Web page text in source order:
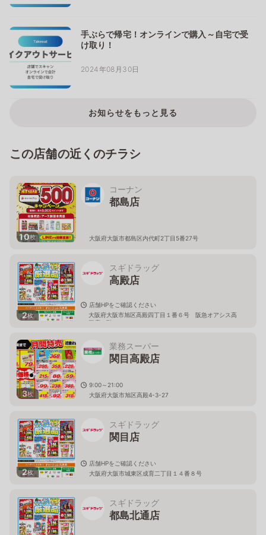
手ぶらで帰宅！オンラインで購入～自宅で受
け取り！
2024年08月30日
お知らせをもっと見る
この店舗の近くのチラシ
10枚
コーナン
都島店
大阪府大阪市都島区内代町2丁目5番27号
2枚
スギドラッグ
高殿店
店舗HPをご確認ください
大阪府大阪市旭区高殿四丁目１番６号 阪急オアシス高
殿店２階
3枚
業務スーパー
関目高殿店
9:00～21:00
大阪府大阪市旭区高殿4-3-27
2枚
スギドラッグ
関目店
店舗HPをご確認ください
大阪府大阪市城東区成育二丁目１４番８号
スギドラッグ
都島北通店